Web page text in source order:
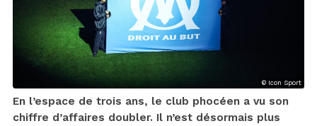
© Icon Sport
En l’espace de trois ans, le club phocéen a vu son
chiffre d’affaires doubler. Il n’est désormais plus